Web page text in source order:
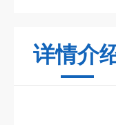
详情介